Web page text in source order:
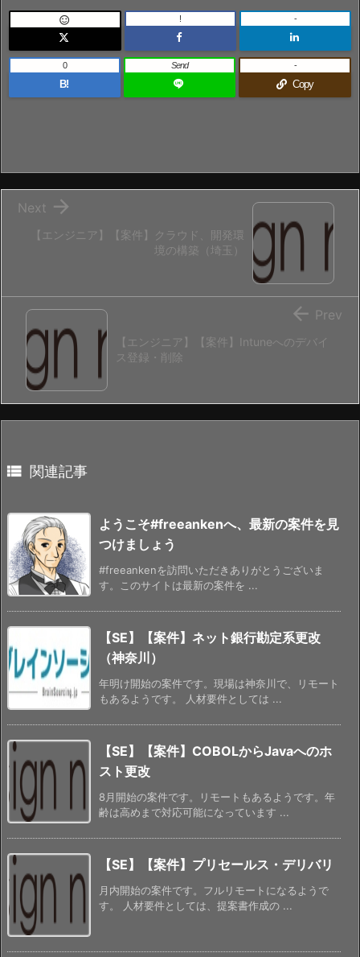
 ! -
B!
0 Send
Copy
-
【エンジニア】【案件】クラウド、開発環
境の構築（埼玉）

Next
【エンジニア】【案件】Intuneへのデバイ
ス登録・削除
 Prev
 関連記事
ようこそ#freeankenへ、最新の案件を見
つけましょう
#freeankenを訪問いただきありがとうございま
す。このサイトは最新の案件を ...
【SE】【案件】ネット銀行勘定系更改
（神奈川）
年明け開始の案件です。現場は神奈川で、リモート
もあるようです。 人材要件としては ...
【SE】【案件】COBOLからJavaへのホ
スト更改
8月開始の案件です。リモートもあるようです。年
齢は高めまで対応可能になっています ...
【SE】【案件】プリセールス・デリバリ
月内開始の案件です。フルリモートになるようで
す。 人材要件としては、提案書作成の ...